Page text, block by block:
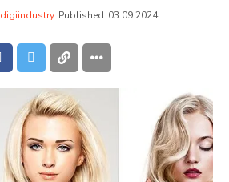
digiindustry Published 03.09.2024